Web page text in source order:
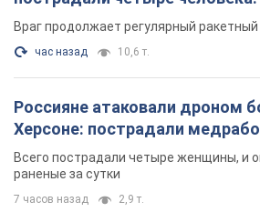
Враг продолжает регулярный
час назад 10,6 т.
Россияне атаковали дроном
Херсоне: пострадали
Всего пострадали четыре женщины, и
раненые за сутки
7 часов назад 2,9 т.